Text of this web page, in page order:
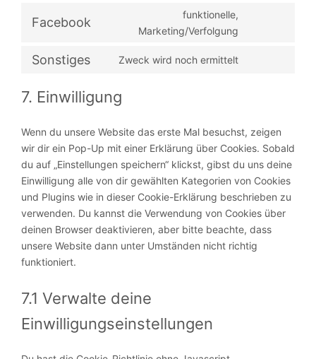
Facebook
funktionelle,
Marketing/Verfolgung
Sonstiges Zweck wird noch ermittelt
7. Einwilligung
Wenn du unsere Website das erste Mal besuchst, zeigen
wir dir ein Pop-Up mit einer Erklärung über Cookies. Sobald
du auf „Einstellungen speichern“ klickst, gibst du uns deine
Einwilligung alle von dir gewählten Kategorien von Cookies
und Plugins wie in dieser Cookie-Erklärung beschrieben zu
verwenden. Du kannst die Verwendung von Cookies über
deinen Browser deaktivieren, aber bitte beachte, dass
unsere Website dann unter Umständen nicht richtig
funktioniert.
7.1 Verwalte deine
Einwilligungseinstellungen